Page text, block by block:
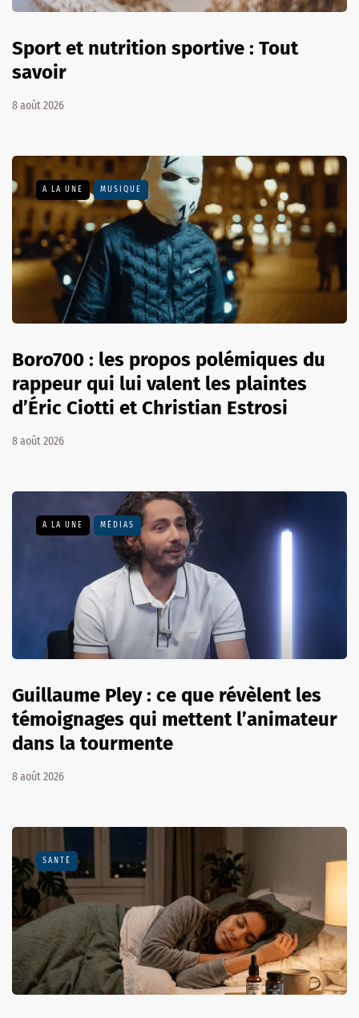
Sport et nutrition sportive : Tout
savoir
8 août 2026
A LA UNE MUSIQUE
Boro700 : les propos polémiques du
rappeur qui lui valent les plaintes
d’Éric Ciotti et Christian Estrosi
8 août 2026
A LA UNE MÉDIAS
Guillaume Pley : ce que révèlent les
témoignages qui mettent l’animateur
dans la tourmente
8 août 2026
SANTÉ